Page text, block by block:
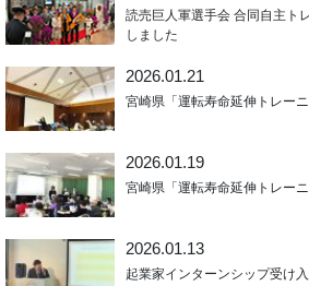
読売巨人軍選手会 合同自主ト
しました
2026.01.21
宮崎県「運転寿命延伸トレー
2026.01.19
宮崎県「運転寿命延伸トレー
2026.01.13
起業家インターンシップ受け